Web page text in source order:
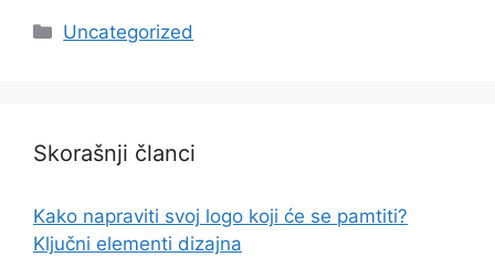
Categories
Uncategorized
Skorašnji članci
Kako napraviti svoj logo koji će se pamtiti?
Ključni elementi dizajna